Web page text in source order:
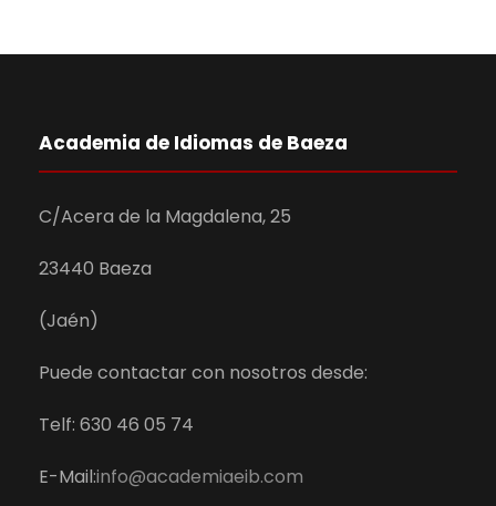
Academia de Idiomas de Baeza
C/Acera de la Magdalena, 25
23440 Baeza
(Jaén)
Puede contactar con nosotros desde:
Telf: 630 46 05 74
E-Mail:info@academiaeib.com